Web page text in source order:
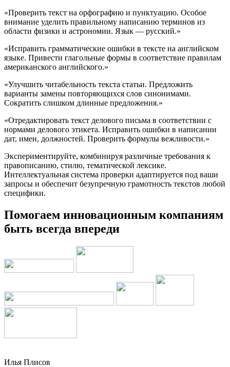
«Проверить текст на орфографию и пунктуацию. Особое
внимание уделить правильному написанию терминов из
области физики и астрономии. Язык — русский.»
«Исправить грамматические ошибки в тексте на английском
языке. Привести глагольные формы в соответствие правилам
американского английского.»
«Улучшить читабельность текста статьи. Предложить
варианты замены повторяющихся слов синонимами.
Сократить слишком длинные предложения.»
«Отредактировать текст делового письма в соответствии с
нормами делового этикета. Исправить ошибки в написании
дат, имен, должностей. Проверить формулы вежливости.»
Экспериментируйте, комбинируя различные требования к
правописанию, стилю, тематической лексике.
Интеллектуальная система проверки адаптируется под ваши
запросы и обеспечит безупречную грамотность текстов любой
специфики.
Помогаем инновационным компаниям
быть всегда впереди
Илья Плисов